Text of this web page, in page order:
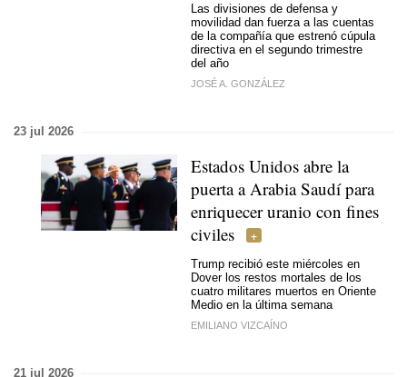
Las divisiones de defensa y
movilidad dan fuerza a las cuentas
de la compañía que estrenó cúpula
directiva en el segundo trimestre
del año
JOSÉ A. GONZÁLEZ
23 jul 2026
Estados Unidos abre la
puerta a Arabia Saudí para
enriquecer uranio con fines
civiles
Trump recibió este miércoles en
Dover los restos mortales de los
cuatro militares muertos en Oriente
Medio en la última semana
EMILIANO VIZCAÍNO
21 jul 2026